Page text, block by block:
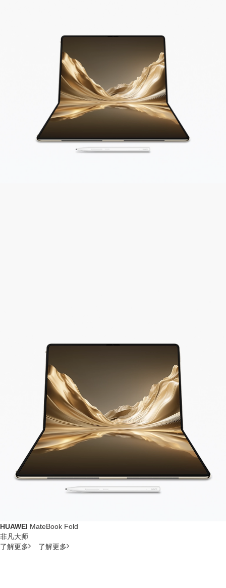
HUAWEI MateBook Fold
非凡大师
了解更多
了解更多